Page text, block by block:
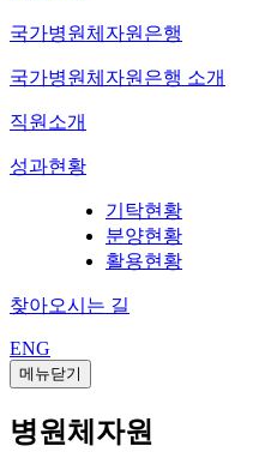
국가병원체자원은행
국가병원체자원은행 소개
직원소개
성과현황
기탁현황
분양현황
활용현황
찾아오시는 길
ENG
메뉴닫기
병원체자원